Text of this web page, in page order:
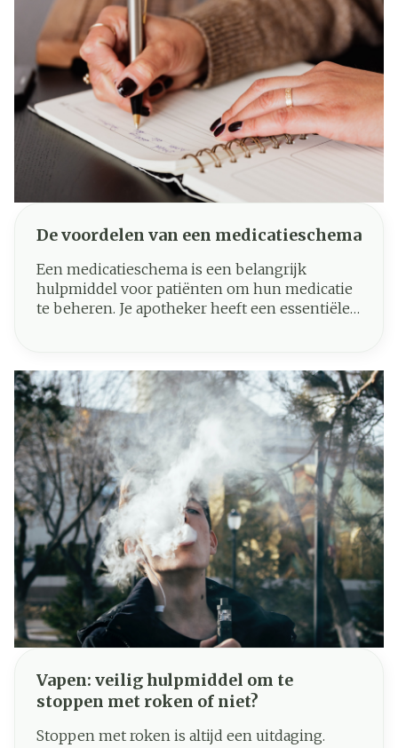
De voordelen van een medicatieschema
Een medicatieschema is een belangrijk
hulpmiddel voor patiënten om hun medicatie
te beheren. Je apotheker heeft een essentiële
waardoor bijwerkingen tot een minimum
worden beperkt. In dit artikel lichten we de
voordelen en het belang van
medicatieplanning toe.
Vapen: veilig hulpmiddel om te
stoppen met roken of niet?
Stoppen met roken is altijd een uitdaging.